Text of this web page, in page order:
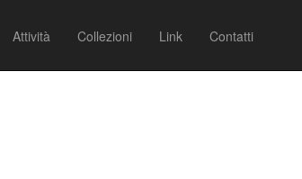
Attività Collezioni Link Contatti